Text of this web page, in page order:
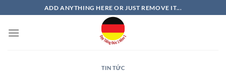
qua
nội
ADD ANYTHING HERE OR JUST REMOVE IT...
TIN TỨC